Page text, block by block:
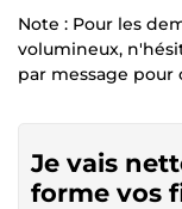
Note : Pour les
volumineux,
par message pour
Je vais
forme vos